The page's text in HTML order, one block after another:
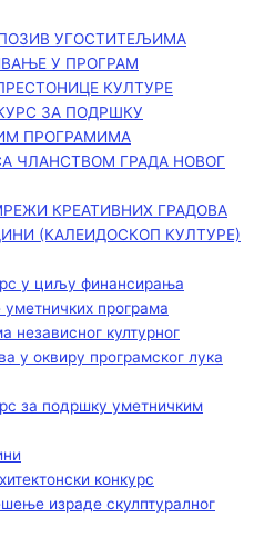
УГОСТИТЕЉИМА
У ПРОГРАМ
КУЛТУРЕ
ЗА ПОДРШКУ
ПРОГРАМИМА
ЧЛАНСТВОМ ГРАДА НОВОГ
КРЕАТИВНИХ ГРАДОВА
(КАЛЕИДОСКОП КУЛТУРЕ)
у циљу финансирања
уметничких програма
независног културног
у оквиру програмског лука
за подршку уметничким
конкурс
израде скулптуралног